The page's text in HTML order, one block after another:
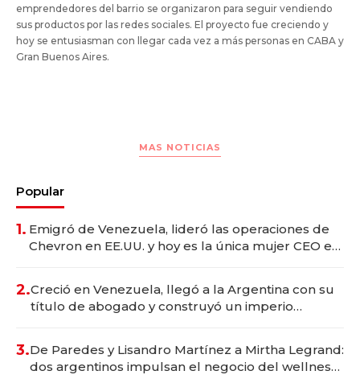
emprendedores del barrio se organizaron para seguir vendiendo
sus productos por las redes sociales. El proyecto fue creciendo y
hoy se entusiasman con llegar cada vez a más personas en CABA y
Gran Buenos Aires.
MAS NOTICIAS
Popular
1. Emigró de Venezuela, lideró las operaciones de
Chevron en EE.UU. y hoy es la única mujer CEO en
2.Creció en Venezuela, llegó a la Argentina con su
título de abogado y construyó un imperio
3.De Paredes y Lisandro Martínez a Mirtha Legrand:
dos argentinos impulsan el negocio del wellness